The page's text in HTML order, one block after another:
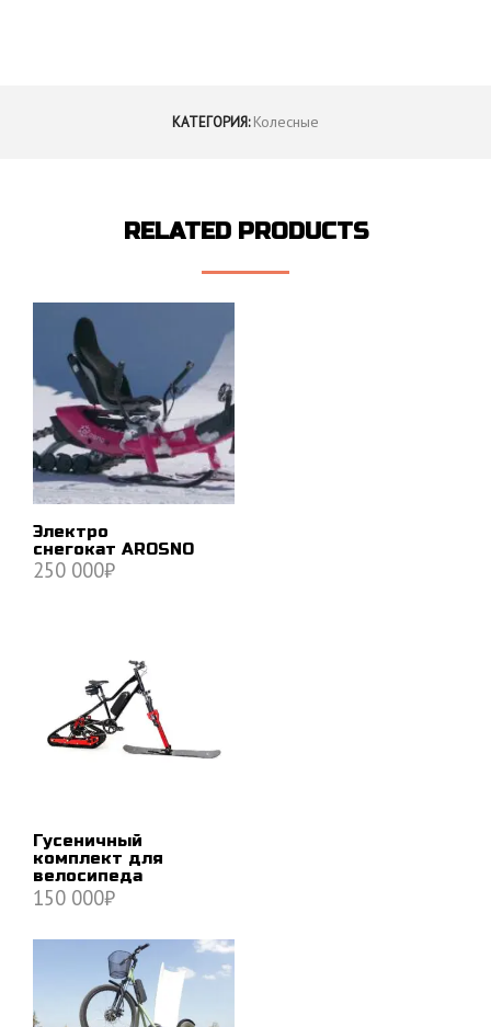
КАТЕГОРИЯ:Колесные
RELATED PRODUCTS
Электро
снегокат AROSNO
250 000₽
Гусеничный
комплект для
велосипеда
150 000₽
В КОРЗИНУ